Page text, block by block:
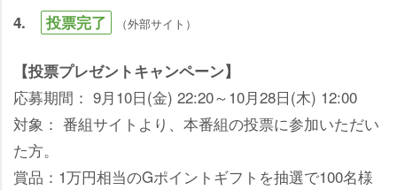
4. 投票完了 （外部サイト）
【投票プレゼントキャンペーン】
応募期間： 9月10日(金) 22:20～10月28日(木) 12:00
対象： 番組サイトより、本番組の投票に参加いただい
た方。
賞品：1万円相当のGポイントギフトを抽選で100名様